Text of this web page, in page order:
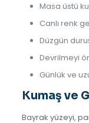
Masa üstü
Canlı renk
Düzgün
Devrilmeyi
Günlük ve
Kumaş ve
Bayrak yüzeyi,